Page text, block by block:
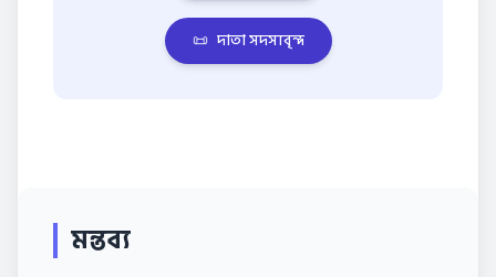
📜 দাতা সদস্যবৃন্দ
মন্তব্য